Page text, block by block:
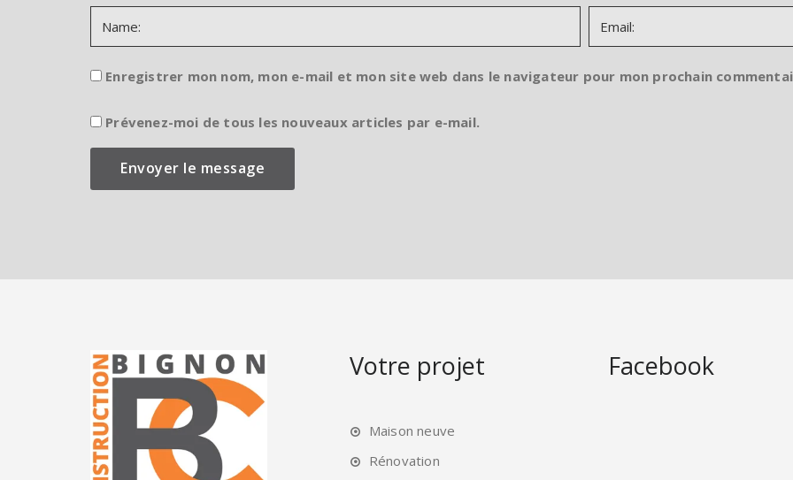
Enregistrer mon nom, mon e-mail et mon site web dans le navigateur pour mon prochain
Prévenez-moi de tous les nouveaux articles par e-mail.
Votre projet
Maison neuve
Rénovation
Facebook